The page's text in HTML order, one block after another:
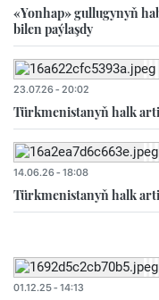
«Yonhap» gullugynyň
bilen paýlaşdy
23.07.26 - 20:02
Türkmenistanyň halk
14.06.26 - 18:08
Türkmenistanyň halk
01.12.25 - 14:13